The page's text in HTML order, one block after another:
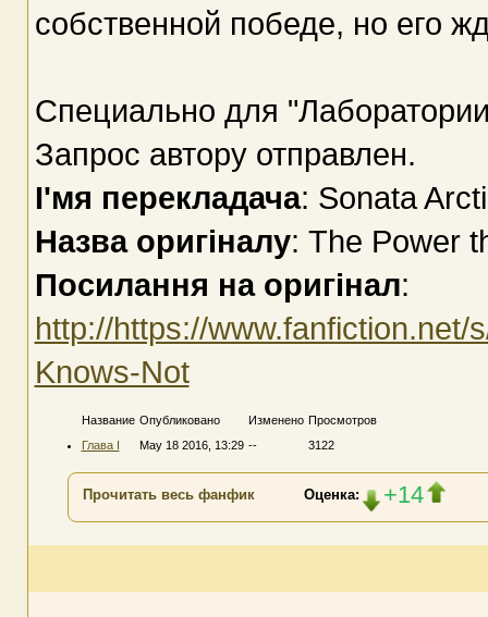
собственной победе, но его
Специально для
Запрос автору отправлен.
І'мя перекладача: Sonata
Назва оригіналу: The Power
Посилання на оригінал:
http://https://
Knows-Not
Название Опубликовано Изменено Просмотров
Глава I
May 18 2016, 13:29 -- 3122
Прочитать весь фанфик Оценка: +14